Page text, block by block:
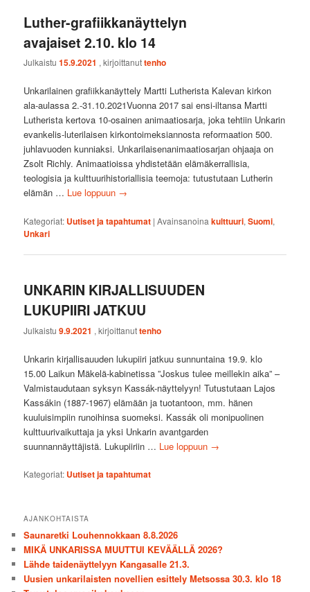
Luther-grafiikkanäyttelyn
avajaiset 2.10. klo 14
Julkaistu15.9.2021 , kirjoittanuttenho
Unkarilainen grafiikkanäyttely Martti Lutherista Kalevan kirkon
ala-aulassa 2.-31.10.2021Vuonna 2017 sai ensi-iltansa Martti
Lutherista kertova 10-osainen animaatiosarja, joka tehtiin Unkarin
evankelis-luterilaisen kirkontoimeksiannosta reformaation 500.
juhlavuoden kunniaksi. Unkarilaisenanimaatiosarjan ohjaaja on
Zsolt Richly. Animaatioissa yhdistetään elämäkerrallisia,
teologisia ja kulttuurihistoriallisia teemoja: tutustutaan Lutherin
elämän … Lue loppuun →
Kategoriat: Uutiset ja tapahtumat |Avainsanoina kulttuuri,Suomi,
Unkari
UNKARIN KIRJALLISUUDEN
LUKUPIIRI JATKUU
Julkaistu9.9.2021 , kirjoittanuttenho
Unkarin kirjallisauuden lukupiiri jatkuu sunnuntaina 19.9. klo
15.00 Laikun Mäkelä-kabinetissa ”Joskus tulee meillekin aika” –
Valmistaudutaan syksyn Kassák-näyttelyyn! Tutustutaan Lajos
Kassákin (1887-1967) elämään ja tuotantoon, mm. hänen
kuuluisimpiin runoihinsa suomeksi. Kassák oli monipuolinen
kulttuurivaikuttaja ja yksi Unkarin avantgarden
suunnannäyttäjistä. Lukupiiriin … Lue loppuun →
Kategoriat: Uutiset ja tapahtumat
AJANKOHTAISTA
Saunaretki Louhennokkaan 8.8.2026
MIKÄ UNKARISSA MUUTTUI KEVÄÄLLÄ 2026?
Lähde taidenäyttelyyn Kangasalle 21.3.
Uusien unkarilaisten novellien esittely Metsossa 30.3. klo 18